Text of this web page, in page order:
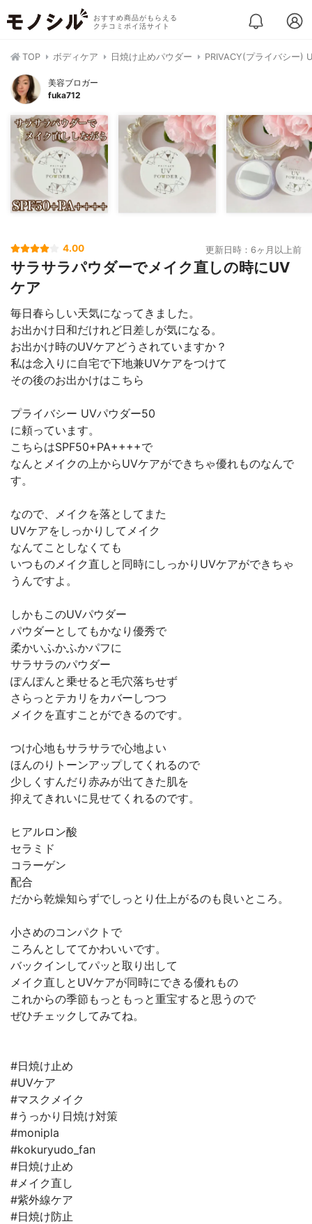
おすすめ商品がもらえる
クチコミポイ活サイト
TOP ボディケア 日焼け止めパウダー PRIVACY(プライバシー)
美容ブロガー
fuka712
4.00 更新日時：6ヶ月以上前
サラサラパウダーでメイク直しの時にUV
ケア
毎日春らしい天気になってきました。
お出かけ日和だけれど日差しが気になる。
お出かけ時のUVケアどうされていますか？
私は念入りに自宅で下地兼UVケアをつけて
その後のお出かけはこちら
プライバシー UVパウダー50
に頼っています。
こちらはSPF50+PA++++で
なんとメイクの上からUVケアができちゃ優れものなんで
す。
なので、メイクを落としてまた
UVケアをしっかりしてメイク
なんてことしなくても
いつものメイク直しと同時にしっかりUVケアができちゃ
うんですよ。
しかもこのUVパウダー
パウダーとしてもかなり優秀で
柔かいふかふかパフに
サラサラのパウダー
ぽんぽんと乗せると毛穴落ちせず
さらっとテカリをカバーしつつ
メイクを直すことができるのです。
つけ心地もサラサラで心地よい
ほんのりトーンアップしてくれるので
少しくすんだり赤みが出てきた肌を
抑えてきれいに見せてくれるのです。
ヒアルロン酸
セラミド
コラーゲン
配合
だから乾燥知らずでしっとり仕上がるのも良いところ。
小さめのコンパクトで
ころんとしててかわいいです。
バックインしてパッと取り出して
メイク直しとUVケアが同時にできる優れもの
これからの季節もっともっと重宝すると思うので
ぜひチェックしてみてね。
#日焼け止め
#UVケア
#マスクメイク
#うっかり日焼け対策
#monipla
#kokuryudo_fan
#日焼け止め
#メイク直し
#紫外線ケア
#日焼け防止